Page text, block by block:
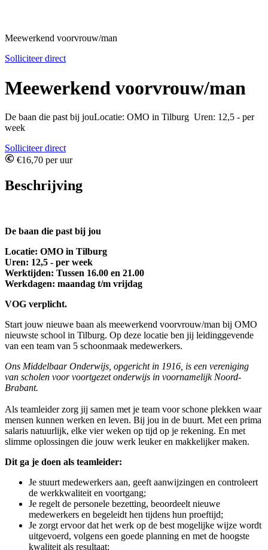
Meewerkend voorvrouw/man
Solliciteer direct
Meewerkend voorvrouw/man
De baan die past bij jouLocatie: OMO in Tilburg Uren: 12,5 - per
week
Solliciteer direct
€16,70 per uur
Beschrijving
De baan die past bij jou
Locatie: OMO in Tilburg
Uren: 12,5 - per week
Werktijden: Tussen 16.00 en 21.00
Werkdagen: maandag t/m vrijdag
VOG verplicht.
Start jouw nieuwe baan als meewerkend voorvrouw/man bij OMO
nieuwste school in Tilburg. Op deze locatie ben jij leidinggevende
van een team van 5 schoonmaak medewerkers.
Ons Middelbaar Onderwijs, opgericht in 1916, is een vereniging
van scholen voor voortgezet onderwijs in voornamelijk Noord-
Brabant.
Als teamleider zorg jij samen met je team voor schone plekken waar
mensen kunnen werken en leven. Bij jou in de buurt. Met een prima
salaris natuurlijk, elke vier weken op tijd op je rekening. En met
slimme oplossingen die jouw werk leuker en makkelijker maken.
Dit ga je doen als teamleider:
Je stuurt medewerkers aan, geeft aanwijzingen en controleert
de werkkwaliteit en voortgang;
Je regelt de personele bezetting, beoordeelt nieuwe
medewerkers en begeleidt hen tijdens hun proeftijd;
Je zorgt ervoor dat het werk op de best mogelijke wijze wordt
uitgevoerd, volgens een goede planning en met de hoogste
kwaliteit als resultaat;